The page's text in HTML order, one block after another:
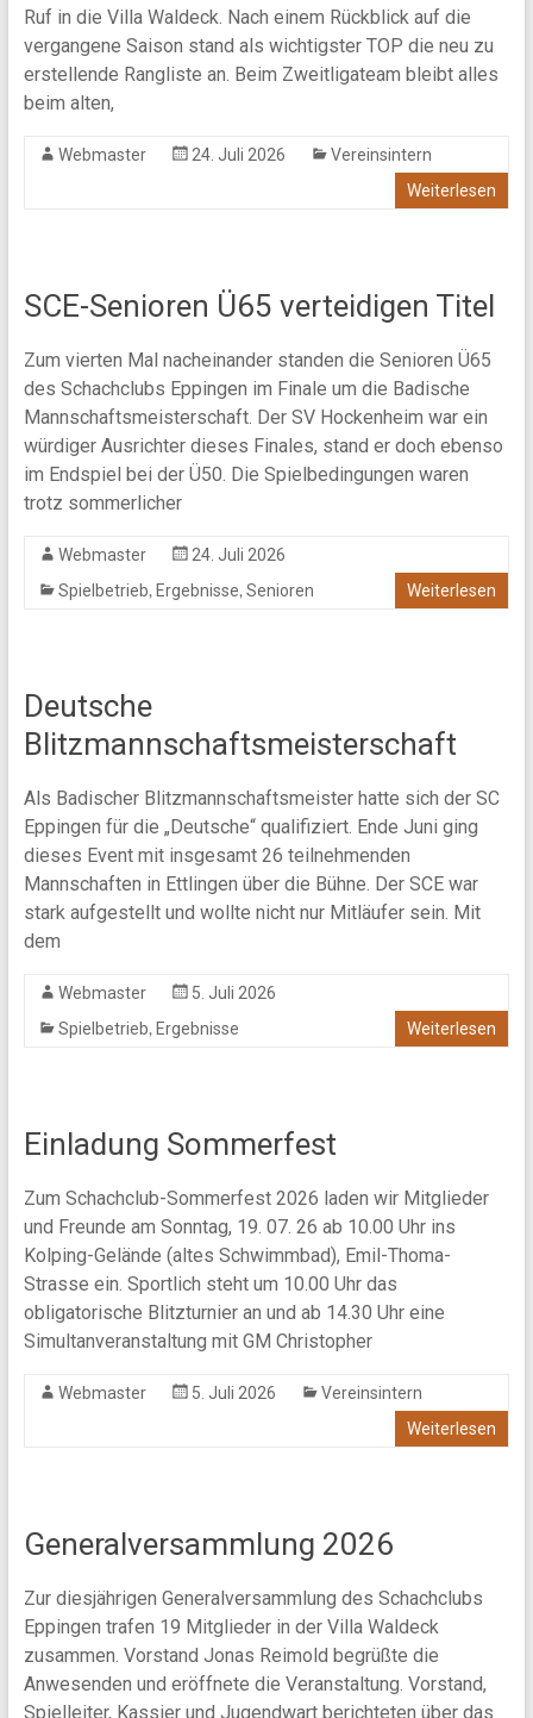
Ruf in die Villa Waldeck. Nach einem Rückblick auf die
vergangene Saison stand als wichtigster TOP die neu zu
erstellende Rangliste an. Beim Zweitligateam bleibt alles
beim alten,
Webmaster 24. Juli 2026
Vereinsintern
Weiterlesen
SCE-Senioren Ü65 verteidigen Titel
Zum vierten Mal nacheinander standen die Senioren Ü65
des Schachclubs Eppingen im Finale um die Badische
Mannschaftsmeisterschaft. Der SV Hockenheim war ein
würdiger Ausrichter dieses Finales, stand er doch ebenso
im Endspiel bei der Ü50. Die Spielbedingungen waren
trotz sommerlicher
Webmaster
24. Juli 2026
Spielbetrieb, Ergebnisse, Senioren Weiterlesen
Deutsche
Blitzmannschaftsmeisterschaft
Als Badischer Blitzmannschaftsmeister hatte sich der SC
Eppingen für die „Deutsche“ qualifiziert. Ende Juni ging
dieses Event mit insgesamt 26 teilnehmenden
Mannschaften in Ettlingen über die Bühne. Der SCE war
stark aufgestellt und wollte nicht nur Mitläufer sein. Mit
dem
Webmaster
5. Juli 2026
Spielbetrieb, Ergebnisse Weiterlesen
Einladung Sommerfest
Zum Schachclub-Sommerfest 2026 laden wir Mitglieder
und Freunde am Sonntag, 19. 07. 26 ab 10.00 Uhr ins
Kolping-Gelände (altes Schwimmbad), Emil-Thoma-
Strasse ein. Sportlich steht um 10.00 Uhr das
obligatorische Blitzturnier an und ab 14.30 Uhr eine
Simultanveranstaltung mit GM Christopher
Webmaster 5. Juli 2026
Vereinsintern
Weiterlesen
Generalversammlung 2026
Zur diesjährigen Generalversammlung des Schachclubs
Eppingen trafen 19 Mitglieder in der Villa Waldeck
zusammen. Vorstand Jonas Reimold begrüßte die
Anwesenden und eröffnete die Veranstaltung. Vorstand,
Spielleiter, Kassier und Jugendwart berichteten über das